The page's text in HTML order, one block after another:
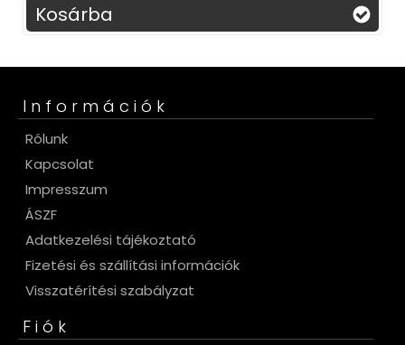
Kosárba
Információk
Rólunk
Kapcsolat
Impresszum
ÁSZF
Adatkezelési tájékoztató
Fizetési és szállítási információk
Visszatérítési szabályzat
Fiók